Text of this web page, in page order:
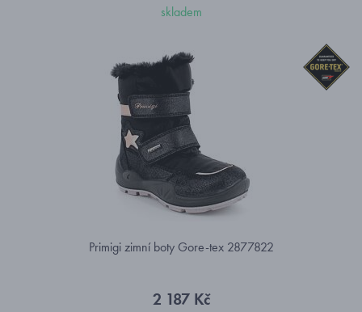
skladem
Primigi zimní boty Gore-tex 2877822
2 187 Kč